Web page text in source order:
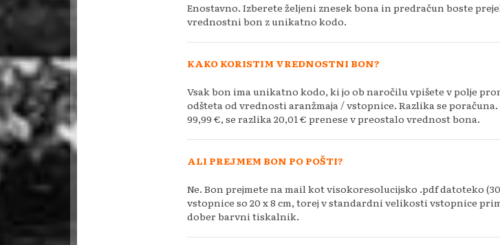
Enostavno. Izberete željeni znesek bona in predračun boste
vrednostni bon z unikatno kodo.
KAKO KORISTIM VREDNOSTNI BON?
Vsak bon ima unikatno kodo, ki jo ob naročilu vpišete v polje
odšteta od vrednosti aranžmaja / vstopnice. Razlika se
99,99 €, se razlika 20,01 € prenese v preostalo vrednost bona.
ALI PREJMEM BON PO POŠTI?
Ne. Bon prejmete na mail kot visokoresolucijsko .pdf datoteko
vstopnice so 20 x 8 cm, torej v standardni velikosti vstopnice
dober barvni tiskalnik.